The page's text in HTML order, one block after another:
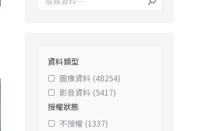
資料類型
圖像資料 (48254)
影音資料 (5417)
授權狀態
不授權 (1337)